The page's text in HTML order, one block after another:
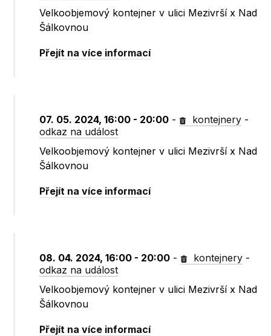
Velkoobjemový kontejner v ulici Mezivrší x Nad
Šálkovnou
Přejít na více informací
07. 05. 2024, 16:00 - 20:00 - kontejnery -
odkaz na událost
Velkoobjemový kontejner v ulici Mezivrší x Nad
Šálkovnou
Přejít na více informací
08. 04. 2024, 16:00 - 20:00 - kontejnery -
odkaz na událost
Velkoobjemový kontejner v ulici Mezivrší x Nad
Šálkovnou
Přejít na více informací